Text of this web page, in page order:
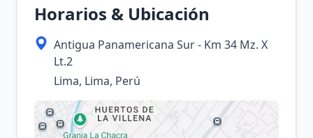
Horarios & Ubicación
Antigua Panamericana Sur - Km 34 Mz. X
Lt.2
Lima, Lima, Perú